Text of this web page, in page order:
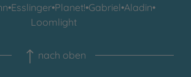
•Esslinger•Planet!•Gabriel•Aladin•
Loomlight
nach oben